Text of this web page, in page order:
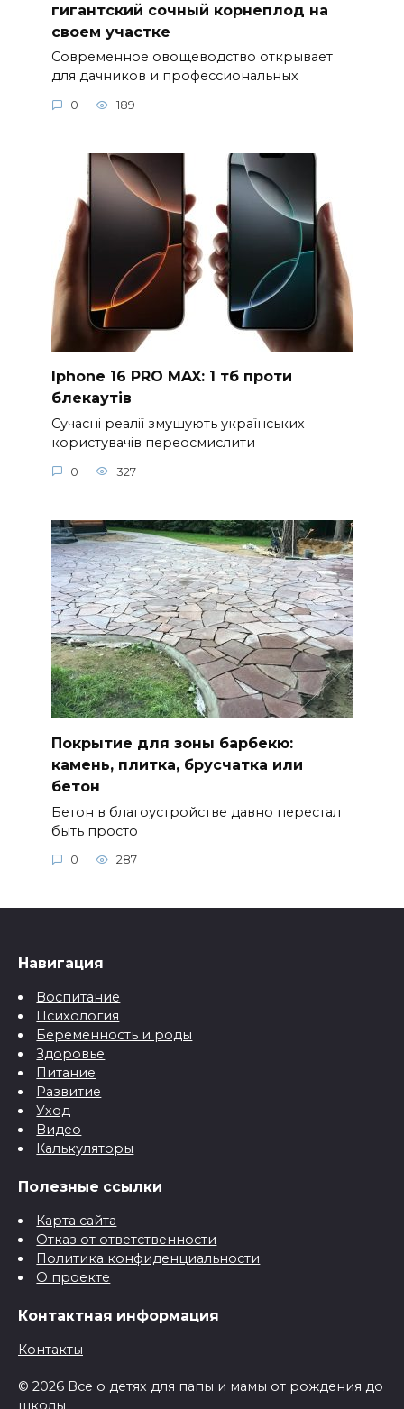
гигантский сочный корнеплод на
своем участке
Современное овощеводство открывает
для дачников и профессиональных
0 189
Iphone 16 PRO MAX: 1 тб проти
блекаутів
Сучасні реалії змушують українських
користувачів переосмислити
0 327
Покрытие для зоны барбекю:
камень, плитка, брусчатка или
бетон
Бетон в благоустройстве давно перестал
быть просто
0 287
Навигация
Воспитание
Психология
Беременность и роды
Здоровье
Питание
Развитие
Уход
Видео
Калькуляторы
Полезные ссылки
Карта сайта
Отказ от ответственности
Политика конфиденциальности
О проекте
Контактная информация
Контакты
© 2026 Все о детях для папы и мамы от рождения до
школы